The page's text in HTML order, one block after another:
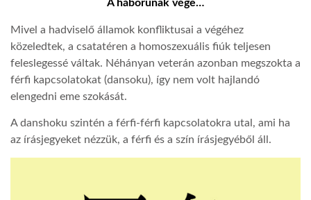
A háborúnak vége…
Mivel a hadviselő államok konfliktusai a végéhez
közeledtek, a csatatéren a homoszexuális fiúk teljesen
feleslegessé váltak. Néhányan veterán azonban megszokta a
férfi kapcsolatokat (dansoku), így nem volt hajlandó
elengedni eme szokását.
A danshoku szintén a férfi-férfi kapcsolatokra utal, ami ha
az írásjegyeket nézzük, a férfi és a szín írásjegyéből áll.